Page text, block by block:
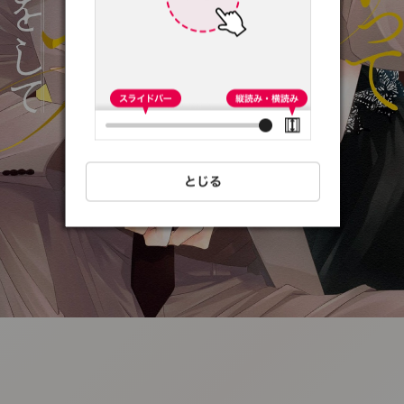
:692.15.692.46:t-
vnqp.lunrzsdszk.vn.oi